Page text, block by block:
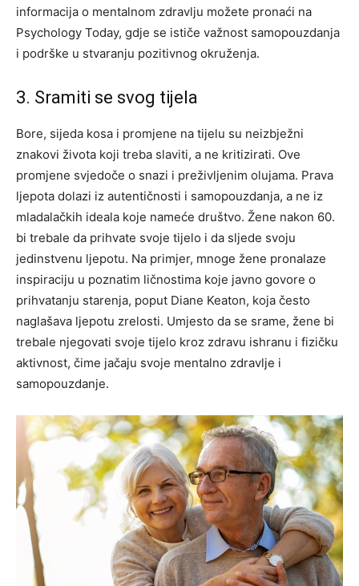
informacija o mentalnom zdravlju možete pronaći na
Psychology Today, gdje se ističe važnost samopouzdanja
i podrške u stvaranju pozitivnog okruženja.
3. Sramiti se svog tijela
Bore, sijeda kosa i promjene na tijelu su neizbježni
znakovi života koji treba slaviti, a ne kritizirati. Ove
promjene svjedoče o snazi i preživljenim olujama. Prava
ljepota dolazi iz autentičnosti i samopouzdanja, a ne iz
mladalačkih ideala koje nameće društvo. Žene nakon 60.
bi trebale da prihvate svoje tijelo i da sljede svoju
jedinstvenu ljepotu. Na primjer, mnoge žene pronalaze
inspiraciju u poznatim ličnostima koje javno govore o
prihvatanju starenja, poput Diane Keaton, koja često
naglašava ljepotu zrelosti. Umjesto da se srame, žene bi
trebale njegovati svoje tijelo kroz zdravu ishranu i fizičku
aktivnost, čime jačaju svoje mentalno zdravlje i
samopouzdanje.